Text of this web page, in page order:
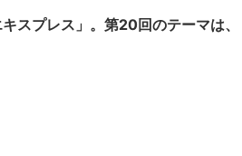
スプレス」。第20回のテーマは、